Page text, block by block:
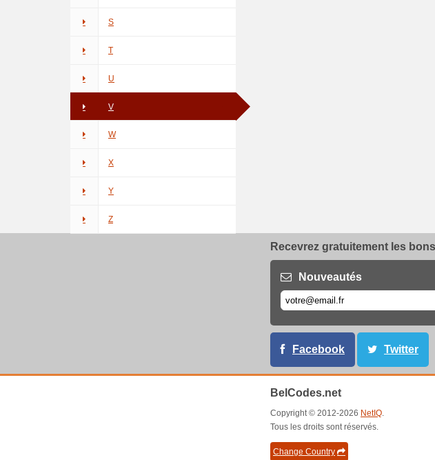
S
T
U
V
W
X
Y
Z
Recevrez gratuitement les
Nouveautés
Facebook Twitter
BelCodes.net
Copyright © 2012-2026 NetIQ.
Tous les droits sont réservés.
Change Country